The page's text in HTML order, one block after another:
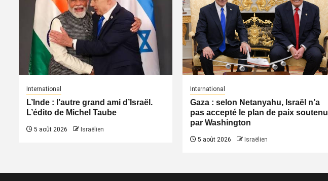
International
L’Inde : l’autre grand ami d’Israël.
L’édito de Michel Taube
5 août 2026 Israëlien
International
Gaza : selon Netanyahu, Israël n’a
pas accepté le plan de paix soutenu
par Washington
5 août 2026 Israëlien